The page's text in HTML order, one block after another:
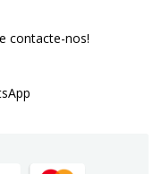
contacte-nos!